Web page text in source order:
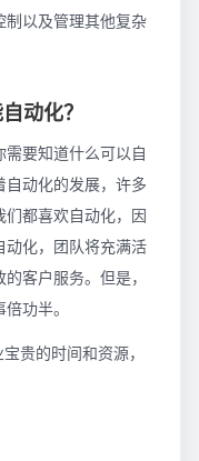
制以及管理其他复杂
动化？
要知道什么可以自
自动化的发展，许多
都喜欢自动化，因
动化，团队将充满活
客户服务。但是，
功半。
贵的时间和资源，